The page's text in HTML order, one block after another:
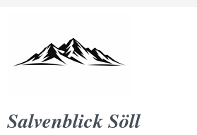
Salvenblick Söll